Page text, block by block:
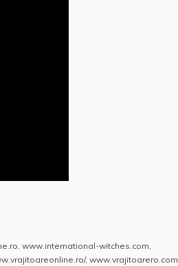
www.international-witches.com
, www.vrajitoarero.com